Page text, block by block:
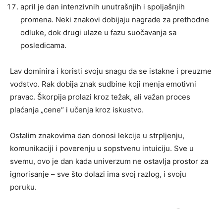
april je dan intenzivnih unutrašnjih i spoljašnjih
promena. Neki znakovi dobijaju nagrade za prethodne
odluke, dok drugi ulaze u fazu suočavanja sa
posledicama.
Lav dominira i koristi svoju snagu da se istakne i preuzme
vođstvo. Rak dobija znak sudbine koji menja emotivni
pravac. Škorpija prolazi kroz težak, ali važan proces
plaćanja „cene“ i učenja kroz iskustvo.
Ostalim znakovima dan donosi lekcije u strpljenju,
komunikaciji i poverenju u sopstvenu intuiciju. Sve u
svemu, ovo je dan kada univerzum ne ostavlja prostor za
ignorisanje – sve što dolazi ima svoj razlog, i svoju
poruku.